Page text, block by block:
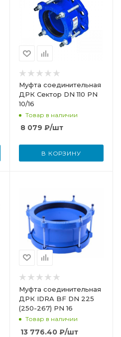
Муфта соединительная
ДРК Сектор DN 110 PN
10/16
Товар в наличии
8 079 ₽/шт
В КОРЗИНУ
Муфта соединительная
ДРК IDRA BF DN 225
(250-267) PN 16
Товар в наличии
13 776.40₽/шт